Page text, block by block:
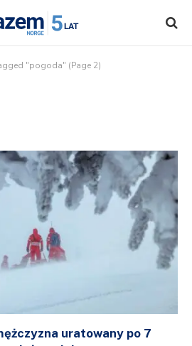
"pogoda" (Page 2)
uratowany po 7